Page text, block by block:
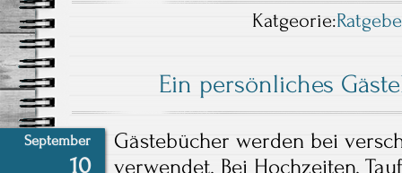
Katgeorie:
Ein persönliches
September
10
Gästebücher werden bei
verwendet. Bei Hochzeiten,